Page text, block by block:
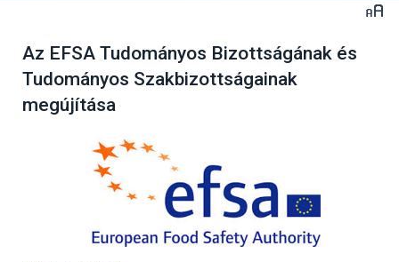
Az EFSA Tudományos Bizottságának és
Tudományos Szakbizottságainak
megújítása